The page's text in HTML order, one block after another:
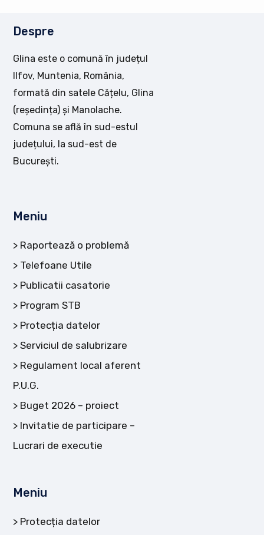
Despre
Glina este o comună în județul
Ilfov, Muntenia, România,
formată din satele Cățelu, Glina
(reședința) și Manolache.
Comuna se află în sud-estul
județului, la sud-est de
București.
Meniu
Raportează o problemă
Telefoane Utile
Publicatii casatorie
Program STB
Protecția datelor
Serviciul de salubrizare
Regulament local aferent
P.U.G.
Buget 2026 – proiect
Invitatie de participare –
Lucrari de executie
Meniu
Protecția datelor